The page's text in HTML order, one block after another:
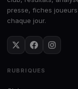
presse, fiches
chaque jour.
RUBRIQUES